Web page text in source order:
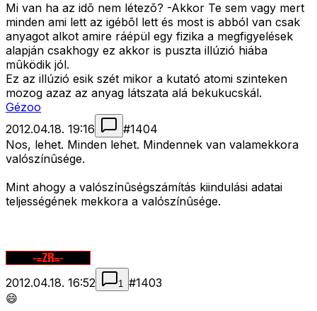
Mi van ha az idõ nem létezõ? -Akkor Te sem vagy mert
minden ami lett az igébõl lett és most is abból van csak
anyagot alkot amire ráépül egy fizika a megfigyelések
alapján csakhogy ez akkor is puszta illúzió hiába
mûködik jól.
Ez az illúzió esik szét mikor a kutató atomi szinteken
mozog azaz az anyag látszata alá bekukucskál.
Gézoo
2012.04.18. 19:16
#1404
Nos, lehet. Minden lehet. Mindennek van valamekkora
valószínûsége.
Mint ahogy a valószínûségszámítás kiindulási adatai
teljességének mekkora a valószínûsége.
2012.04.18. 16:52 1 #1403
😄